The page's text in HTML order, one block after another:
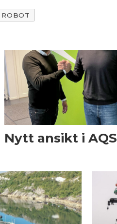
ROBOT
Nytt ansikt i AQS